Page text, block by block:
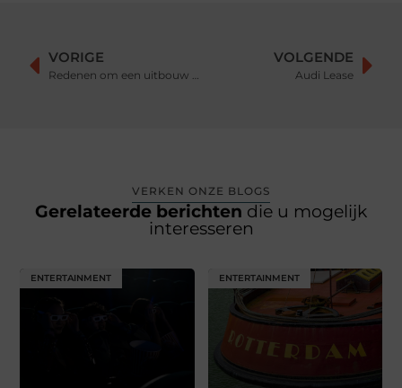
VORIGE
Redenen om een uitbouw te nemen
VOLGENDE
Audi Lease
VERKEN ONZE BLOGS
Gerelateerde berichten die u mogelijk
interesseren
ENTERTAINMENT ENTERTAINMENT